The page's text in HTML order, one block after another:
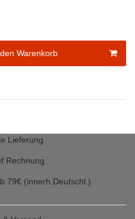
Warenkorb
Lieferung
Rechnung
79€ (innerh.Deutschl.)